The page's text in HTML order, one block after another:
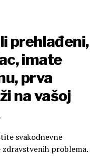
prehlađeni,
imate
prva
na vašoj
svakodnevne
problema.